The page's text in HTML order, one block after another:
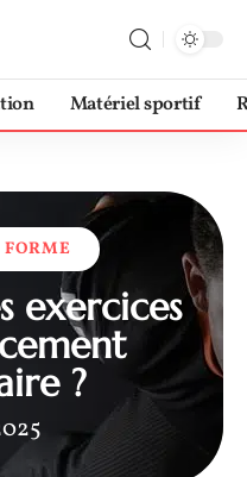
Matériel sportif
exercices
?